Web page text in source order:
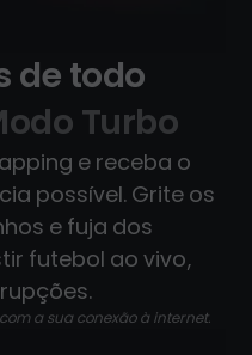
de todo
Turbo
e receba o
possível. Grite os
e fuja dos
futebol ao vivo,
a sua conexão à internet.